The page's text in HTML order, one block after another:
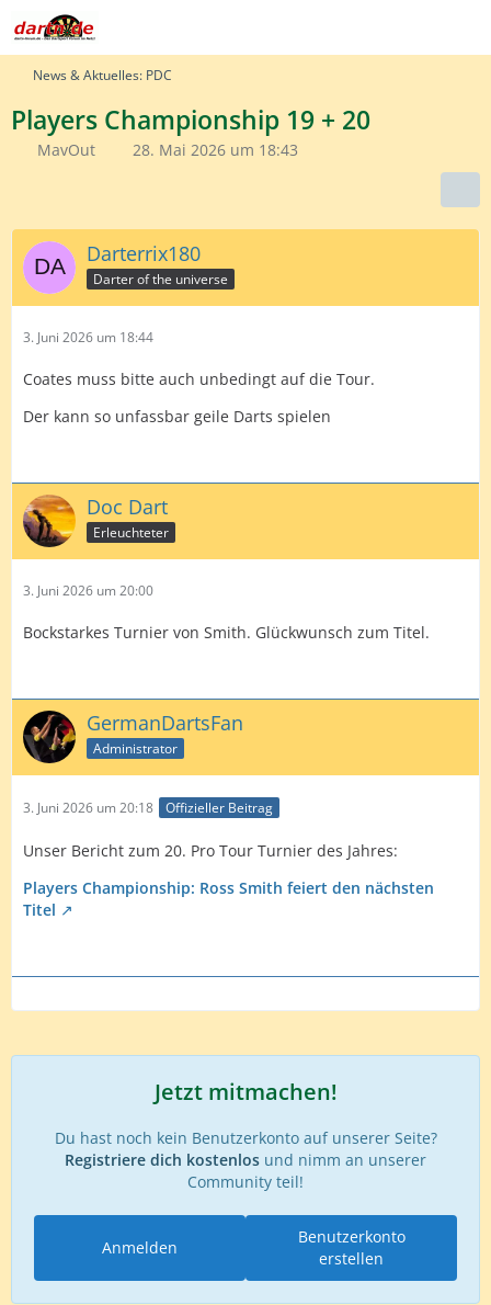
News & Aktuelles: PDC
Players Championship 19 + 20
MavOut 28. Mai 2026 um 18:43
Darterrix180
Darter of the universe
3. Juni 2026 um 18:44
Coates muss bitte auch unbedingt auf die Tour.
Der kann so unfassbar geile Darts spielen
Doc Dart
Erleuchteter
3. Juni 2026 um 20:00
Bockstarkes Turnier von Smith. Glückwunsch zum Titel.
GermanDartsFan
Administrator
3. Juni 2026 um 20:18 Offizieller Beitrag
Unser Bericht zum 20. Pro Tour Turnier des Jahres:
Players Championship: Ross Smith feiert den nächsten
Titel
Jetzt mitmachen!
Du hast noch kein Benutzerkonto auf unserer Seite?
Registriere dich kostenlos und nimm an unserer
Community teil!
Benutzerkonto
erstellen
Anmelden